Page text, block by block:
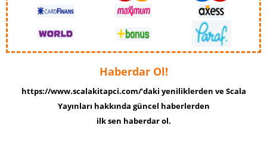
Haberdar Ol!
https://www.scalakitapci.com/’daki yeniliklerden ve Scala
Yayınları hakkında güncel haberlerden
ilk sen haberdar ol.